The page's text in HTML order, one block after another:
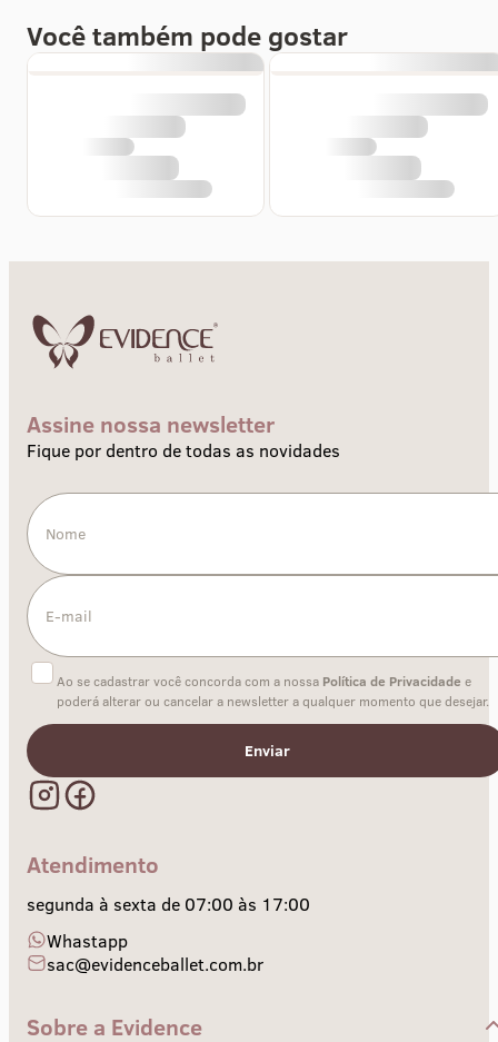
Você também pode gostar
Assine nossa newsletter
Fique por dentro de todas as novidades
Ao se cadastrar você concorda com a nossa Política de Privacidade e
poderá alterar ou cancelar a newsletter a qualquer momento que desejar.
Enviar
Atendimento
segunda à sexta de 07:00 às 17:00
Whastapp
sac@evidenceballet.com.br
Sobre a Evidence